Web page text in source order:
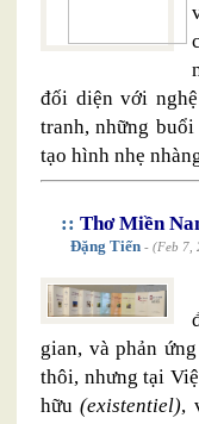
đối diện với
tranh, những
tạo hình nhẹ
::Thơ Miền
Đặng Tiến- (Feb 7,
gian, và phản
thôi, nhưng tại
hữu(existentiel),